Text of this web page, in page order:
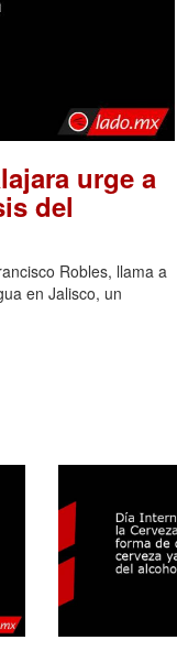
urge a
del
Robles, llama a
en Jalisco, un